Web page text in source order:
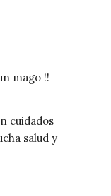
mago !!
cuidados
salud y